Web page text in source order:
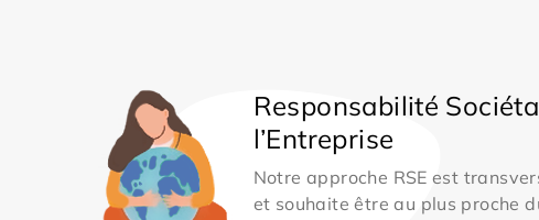
Responsabilité
l’Entreprise
Notre approche RSE est
et souhaite être au plus proche